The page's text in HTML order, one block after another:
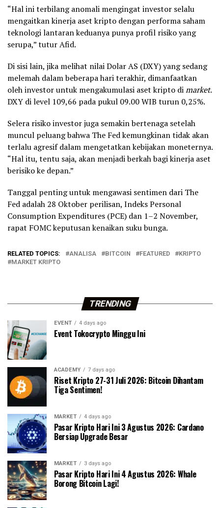
“Hal ini terbilang anomali mengingat investor selalu
mengaitkan kinerja aset kripto dengan performa saham
teknologi lantaran keduanya punya profil risiko yang
serupa,” tutur Afid.
Di sisi lain, jika melihat nilai Dolar AS (DXY) yang sedang
melemah dalam beberapa hari terakhir, dimanfaatkan
oleh investor untuk mengakumulasi aset kripto dimarket.
DXY di level 109,66 pada pukul 09.00 WIB turun 0,25%.
Selera risiko investor juga semakin bertenaga setelah
muncul peluang bahwa The Fed kemungkinan tidak akan
terlalu agresif dalam mengetatkan kebijakan moneternya.
“Hal itu, tentu saja, akan menjadi berkah bagi kinerja aset
berisiko ke depan.”
Tanggal penting untuk mengawasi sentimen dari The
Fed adalah 28 Oktober perilisan, Indeks Personal
Consumption Expenditures (PCE) dan 1–2 November,
rapat FOMC keputusan kenaikan suku bunga.
RELATED TOPICS: ANALISA BITCOIN FEATURED
KRIPTO
MARKET KRIPTO
TRENDING
EVENT 4 days ago
Event Tokocrypto Minggu Ini
ACADEMY 7 days ago
Riset Kripto 27-31 Juli 2026: Bitcoin Dihantam
Tiga Sentimen!
MARKET 4 days ago
Pasar Kripto Hari Ini 3 Agustus 2026: Cardano
Bersiap Upgrade Besar
MARKET 3 days ago
Pasar Kripto Hari Ini 4 Agustus 2026: Whale
Borong Bitcoin Lagi!